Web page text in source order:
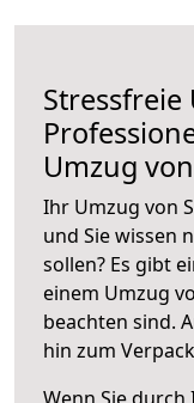
Stressfreie
Umzug
Ihr Umzug von
und Sie wissen
sollen? Es gibt
einem Umzug
beachten sind.
hin zum